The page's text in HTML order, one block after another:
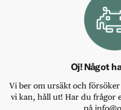
Oj! Något
Vi ber om ursäkt och
vi kan, håll ut! Har du frågor